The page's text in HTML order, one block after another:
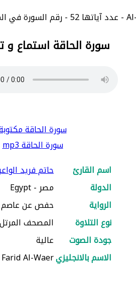
سورة الحاقة استماع و
سورة الحاقة
سورة الحاقة mp3
اسم القارئ
حاتم فريد
الدولة
مصر - Egypt
الرواية
حفص عن عاصم
نوع التلاوة
المصحف المرتل
جودة الصوت
عالية
الاسم بالانجليزيAl-Waer